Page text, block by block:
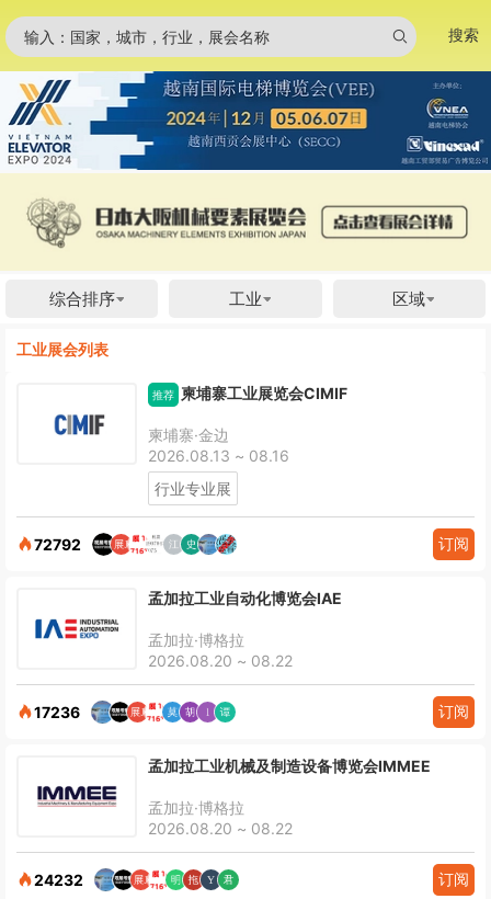
输入：国家，城市，行业，展会名称 搜索
综合排序 工业 区域
工业展会列表
推荐 柬埔寨工业展览会CIMIF
柬埔寨·金边
2026.08.13 ~ 08.16
行业专业展
72792 订阅
孟加拉工业自动化博览会IAE
孟加拉·博格拉
2026.08.20 ~ 08.22
17236 订阅
孟加拉工业机械及制造设备博览会IMMEE
孟加拉·博格拉
2026.08.20 ~ 08.22
24232 订阅